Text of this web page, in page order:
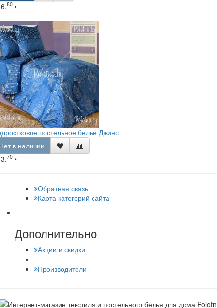
80 •
постельное бельё Джинс
в наличии
70 •
Обратная связь
Карта категорий сайта
Дополнительно
Акции и скидки
Производители